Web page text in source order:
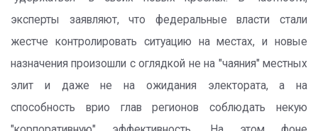
эксперты заявляют, что федеральные власти стали
жестче контролировать ситуацию на местах, и новые
назначения произошли с оглядкой не на "чаяния" местных
элит и даже не на ожидания электората, а на
способность врио глав регионов соблюдать некую